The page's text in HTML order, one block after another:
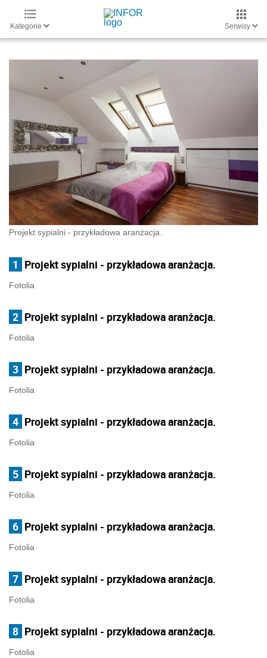
Kategorie Serwisy
Projekt sypialni - przykładowa aranżacja.
1 Projekt sypialni - przykładowa aranżacja.
Fotolia
2 Projekt sypialni - przykładowa aranżacja.
Fotolia
3 Projekt sypialni - przykładowa aranżacja.
Fotolia
4 Projekt sypialni - przykładowa aranżacja.
Fotolia
5 Projekt sypialni - przykładowa aranżacja.
Fotolia
6 Projekt sypialni - przykładowa aranżacja.
Fotolia
7 Projekt sypialni - przykładowa aranżacja.
Fotolia
8 Projekt sypialni - przykładowa aranżacja.
Fotolia